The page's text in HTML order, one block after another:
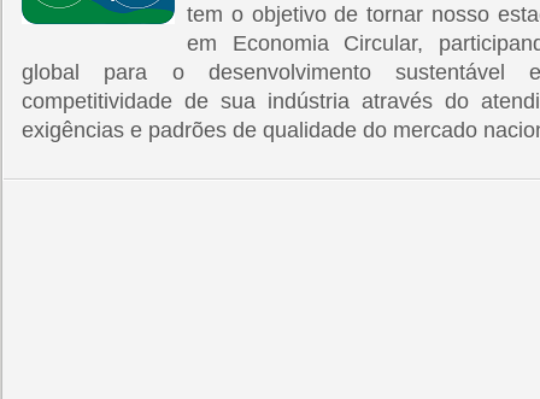
tem o objetivo de tornar nosso
em Economia Circular,
global para o desenvolvimento sustentável
competitividade de sua indústria através do
exigências e padrões de qualidade do mercado